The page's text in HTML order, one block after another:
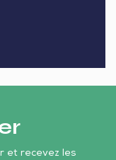
et recevez les